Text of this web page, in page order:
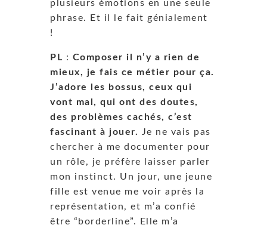
plusieurs émotions en une seule
phrase. Et il le fait génialement
!
PL : Composer il n’y a rien de
mieux, je fais ce métier pour ça.
J’adore les bossus, ceux qui
vont mal, qui ont des doutes,
des problèmes cachés, c’est
fascinant à jouer.
Je ne vais pas
chercher à me documenter pour
un rôle, je préfère laisser parler
mon instinct. Un jour, une jeune
fille est venue me voir après la
représentation, et m’a confié
être “borderline”. Elle m’a